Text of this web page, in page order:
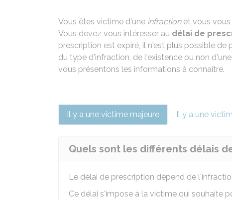
Vous êtes victime d'une infractionet vous vous
Vous devez vous intéresser au délai de
prescription est expiré, il n'est plus possible
du type d'infraction, de l'existence ou non
vous présentons les informations à connaître.
Il y a une victime majeure Il y a une
Quels sont les différents délais
Le délai de prescription dépend de
Ce délai s'impose à la victime qui souhaite